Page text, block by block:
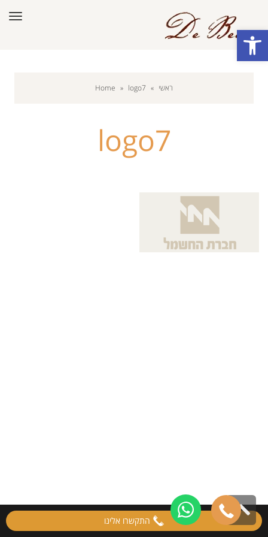
פתח סרגל נגישות
ראשי »
Home » logo7
logo7
גלילה
לראש התקשרו אלינו